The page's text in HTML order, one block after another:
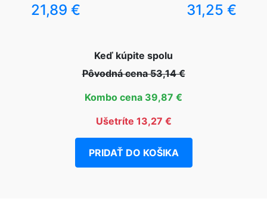
21,89 € 31,25 €
Keď kúpite spolu
Pôvodná cena 53,14 €
Kombo cena 39,87 €
Ušetríte 13,27 €
PRIDAŤ DO KOŠIKA